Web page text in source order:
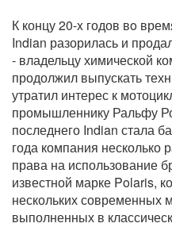
К концу 20-x годов вo
Indian разорилась и
- владельцу химической
продолжил выпускать
утратил интерес к
промышленнику Ральфу
последнего Indian стала
года компания несколько
права на использование
известной марке Polaris,
нескольких современных
выполненных в